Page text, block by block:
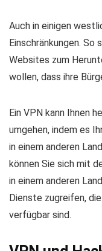
Auch in einigen
Einschränkungen. So
Websites zum
wollen, dass ihre
Ein VPN kann Ihnen
umgehen, indem es
in einem anderen
können Sie sich mit
in einem anderen
Dienste zugreifen,
verfügbar sind.